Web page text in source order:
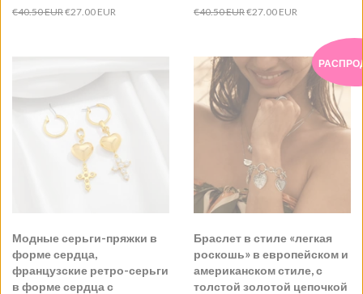
Обычная
€40.50 EURЦена
€27.00 EUR
Обычная
€40.50 EURЦена
€27.00 EUR
Модные серьги-пряжки в
форме сердца,
французские ретро-серьги
в форме сердца с
Браслет в стиле «легкая
роскошь» в европейском и
американском стиле, с
толстой золотой цепочкой